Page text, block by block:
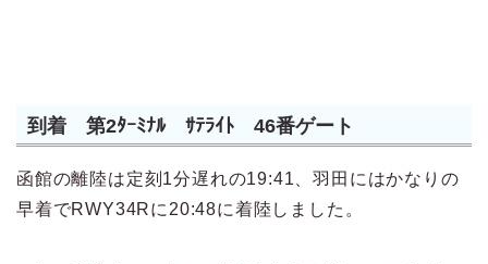
到着 第2ﾀｰﾐﾅﾙ ｻﾃﾗｲﾄ 46番ゲート
函館の離陸は定刻1分遅れの19:41、羽田にはかなりの
早着でRWY34Rに20:48に着陸しました。